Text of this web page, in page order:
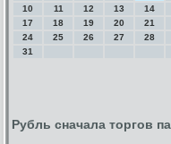
10
11 12 13 14
17
18 19 20 21
24
25 26 27 28
31
Рубль сначала торгов